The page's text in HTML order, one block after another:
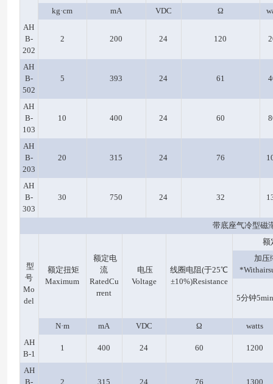
kg·cm mA VDC Ω
AH
B-
202
2 200 24 120
AH
B-
502
5 393 24 61
AH
B-
103
10 400 24 60
AH
B-
203
20 315 24 76
AH
B-
303
30 750 24 32
带底座气冷型磁
型
号
Mo
del
额定扭矩
Maximum
额定电
流
RatedCu
rrent
电压
Voltage
线圈电阻(于25℃
±10%)Resistance
额
加压
5分钟5min
N·m mA VDC Ω
watts
AH
B-1
1 400 24 60 1200
AH
B-
2 315 24 76 1300